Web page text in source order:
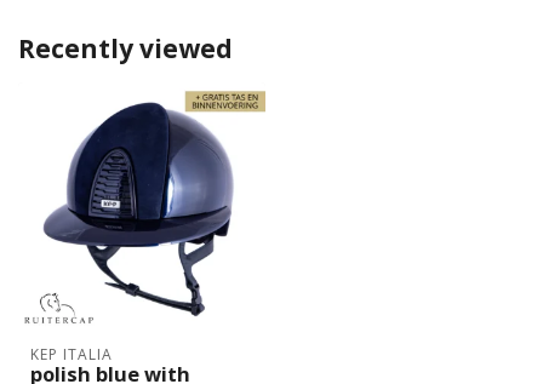
Recently viewed
KEP ITALIA
polish blue with